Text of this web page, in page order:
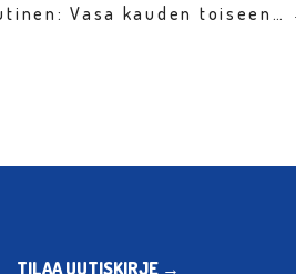
Vasa kauden toiseen…
TILAA UUTISKIRJE →